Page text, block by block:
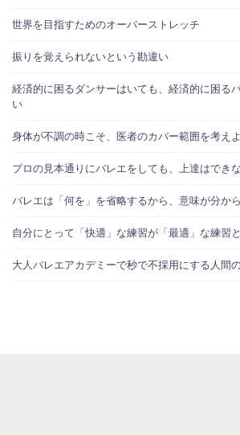
世界を目指すためのオーバーストレッチ
振りを覚えられないという勘違い
経済的に困るダンサーはいても、経済的に困る
い
身体が不調の時こそ、医者のカバー範囲を考え
プロの見本通りにバレエをしても、上達はでき
バレエは「何を」を省略するから、意味が分か
自分にとって「快適」な練習が「最適」な練習
大人バレエアカデミーで秒で不採用にする人間